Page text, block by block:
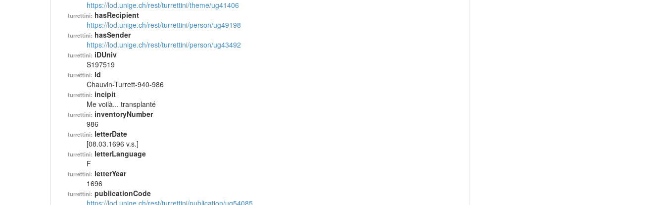
https://lod.unige.ch/rest/turrettini/theme/ug41406
turrettini: hasRecipient
https://lod.unige.ch/rest/turrettini/person/ug49198
turrettini: hasSender
https://lod.unige.ch/rest/turrettini/person/ug43492
turrettini: iDUniv
S197519
turrettini: id
Chauvin-Turrett-940-986
turrettini: incipit
Me voilà... transplanté
turrettini: inventoryNumber
986
turrettini: letterDate
[08.03.1696 v.s.]
turrettini: letterLanguage
F
turrettini: letterYear
1696
turrettini: publicationCode
https://lod.unige.ch/rest/turrettini/publication/ug54085